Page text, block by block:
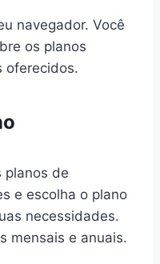
navegador. Você
os planos
oferecidos.
planos de
e escolha o plano
necessidades.
mensais e anuais.